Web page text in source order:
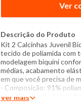
Ver
Descrição do Produto
Kit 2 Calcinhas Juvenil
tecido de poliamida com
modelagem biquíni
médias, acabamento
em que você precisa de
- Composição: 91%
algodão - Produzido no
Ver mais